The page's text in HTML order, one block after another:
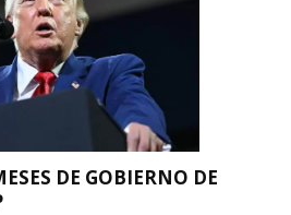
DE GOBIERNO DE